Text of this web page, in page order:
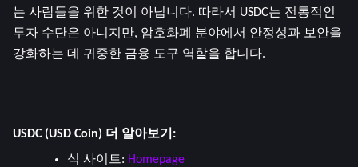
는 사람들을 위한 것이 아닙니다. 따라서 USDC는 전통적인
투자 수단은 아니지만, 암호화폐 분야에서 안정성과 보안을
강화하는 데 귀중한 금융 도구 역할을 합니다.
USDC (USD Coin) 더 알아보기:
식 사이트: Homepage